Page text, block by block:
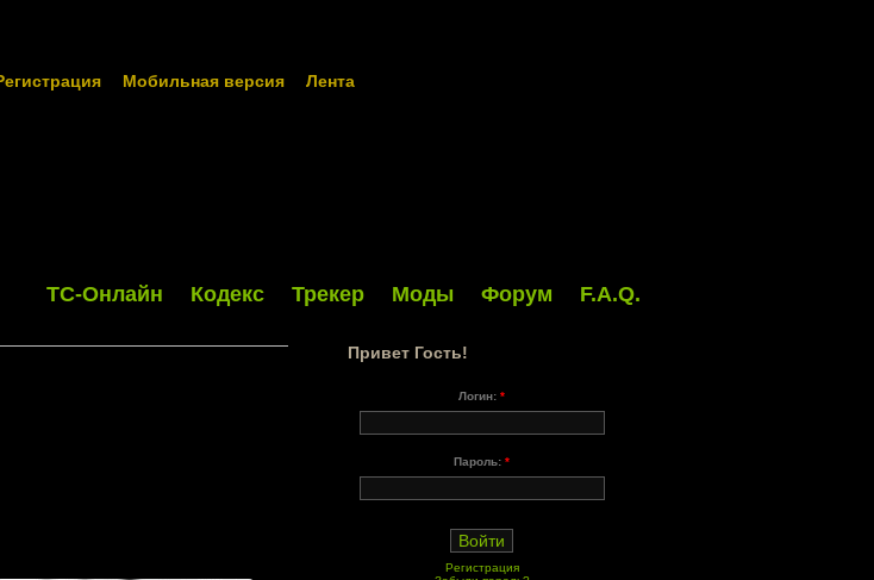
Мобильная версия Лента
ТС-Онлайн Кодекс Трекер Моды Форум F.A.Q.
Привет Гость!
Логин: *
Пароль: *
Регистрация